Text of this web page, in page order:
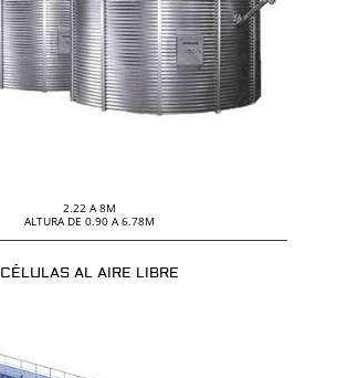
2.22 A 8M
ALTURA DE 0.90 A 6.78M
CÉLULAS AL AIRE LIBRE